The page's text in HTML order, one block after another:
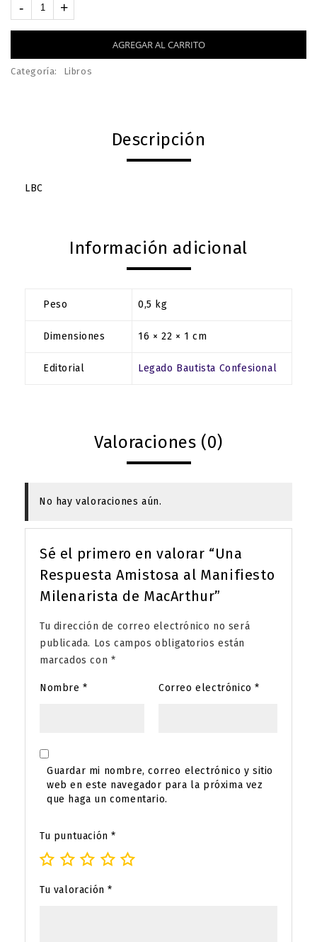
AGREGAR AL CARRITO
Categoría: Libros
Descripción
LBC
Información adicional
Peso 0,5 kg
Dimensiones 16 × 22 × 1 cm
Editorial Legado Bautista Confesional
Valoraciones (0)
No hay valoraciones aún.
Sé el primero en valorar “Una
Respuesta Amistosa al Manifiesto
Milenarista de MacArthur”
Tu dirección de correo electrónico no será
publicada. Los campos obligatorios están
marcados con *
Nombre* Correo electrónico*
Guardar mi nombre, correo electrónico y sitio
web en este navegador para la próxima vez
que haga un comentario.
Tu puntuación*
Tu valoración*